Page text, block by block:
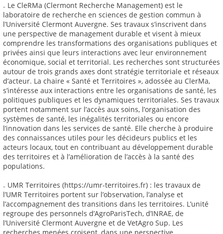
₋ Le CleRMa (Clermont Recherche Management) est le
laboratoire de recherche en sciences de gestion commun à
l’Université Clermont Auvergne. Ses travaux s’inscrivent dans
une perspective de management durable et visent à mieux
comprendre les transformations des organisations publiques et
privées ainsi que leurs interactions avec leur environnement
économique, social et territorial. Les recherches sont structurées
autour de trois grands axes dont stratégie territoriale et réseaux
d’acteur. La chaire « Santé et Territoires », adossée au ClerMa,
s’intéresse aux interactions entre les organisations de santé, les
politiques publiques et les dynamiques territoriales. Ses travaux
portent notamment sur l’accès aux soins, l’organisation des
systèmes de santé, les inégalités territoriales ou encore
l’innovation dans les services de santé. Elle cherche à produire
des connaissances utiles pour les décideurs publics et les
acteurs locaux, tout en contribuant au développement durable
des territoires et à l’amélioration de l’accès à la santé des
populations.
₋ UMR Territoires (https://umr-territoires.fr) : les travaux de
l’UMR Territoires portent sur l’observation, l’analyse et
l’accompagnement des transitions dans les territoires. L’unité
regroupe des personnels d’AgroParisTech, d’INRAE, de
l’Université Clermont Auvergne et de VetAgro Sup. Les